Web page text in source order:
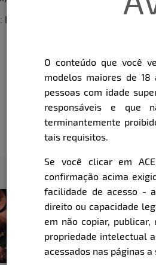
: Pâmella Lummertz
O conteúdo que você
modelos maiores de
pessoas com idade
responsáveis e que
terminantemente
tais requisitos.
Se você clicar em
confirmação acima
facilidade de acesso -
direito ou capacidade
em não copiar,
propriedade intelectual
acessados nas páginas a